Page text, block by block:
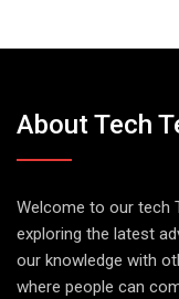
About Tech
Welcome to our tech
exploring the latest
our knowledge with
where people can